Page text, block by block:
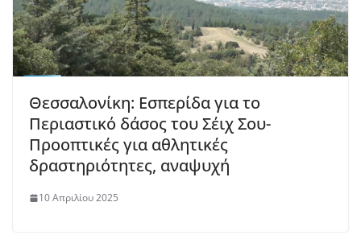
Θεσσαλονίκη: Εσπερίδα για το
Περιαστικό δάσος του Σέιχ Σου-
Προοπτικές για αθλητικές
δραστηριότητες, αναψυχή
10 Απριλίου 2025